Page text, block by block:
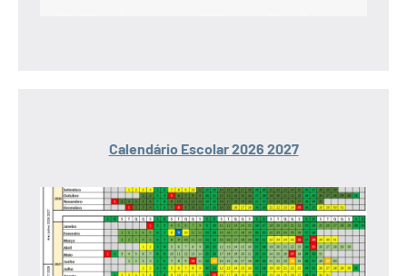
Calendário Escolar 2026 2027